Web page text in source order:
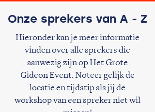
Onze sprekers van A - Z
Hieronder kan je meer informatie
vinden over alle sprekers die
aanwezig zijn op Het Grote
Gideon Event.Noteer gelijk de
locatie en tijdstip als jij de
workshop van een spreker niet wil